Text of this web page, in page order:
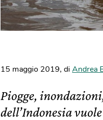
15 maggio 2019, di Andrea
Piogge,
dell’Indonesia